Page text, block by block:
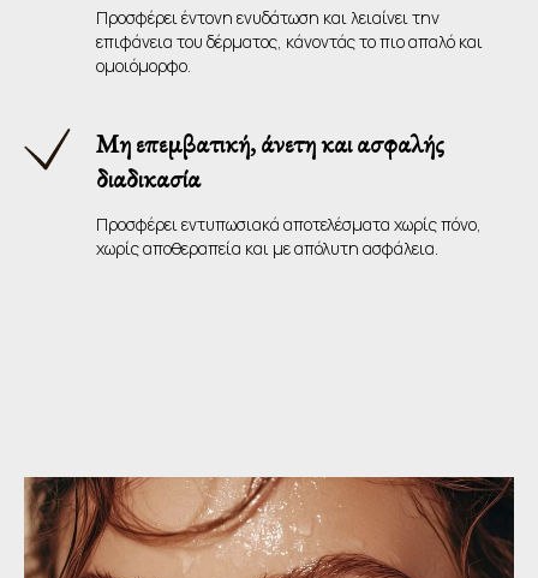
Προσφέρει έντονη ενυδάτωση και λειαίνει την
επιφάνεια του δέρματος, κάνοντάς το πιο απαλό και
ομοιόμορφο.
Μη επεμβατική, άνετη και ασφαλής
διαδικασία
Προσφέρει εντυπωσιακά αποτελέσματα χωρίς πόνο,
χωρίς αποθεραπεία και με απόλυτη ασφάλεια.